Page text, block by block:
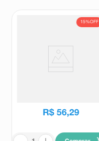
15%OFF
R$ 56,29